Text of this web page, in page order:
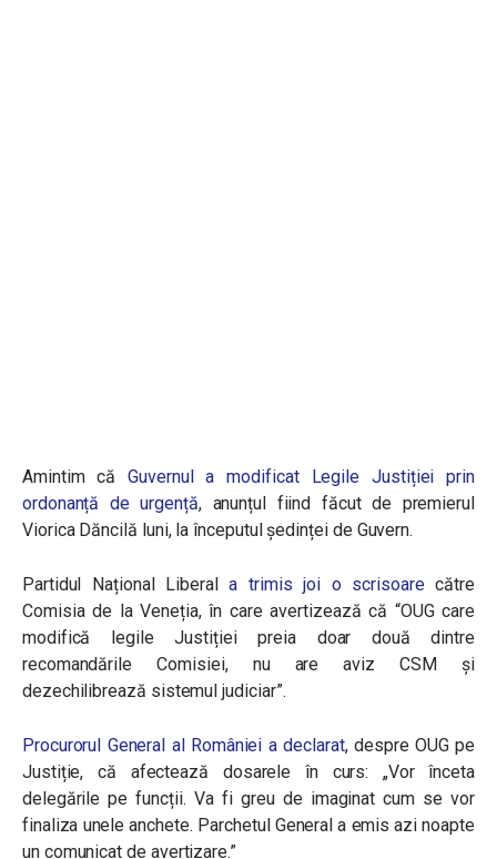
Amintim căGuvernul a modificat Legile Justiției prin
ordonanță de urgență, anunțul fiind făcut de premierul
Viorica Dăncilă luni, la începutul ședinței de Guvern.
Partidul Național Liberala trimis joi o scrisoarecătre
Comisia de la Veneția, în care avertizează că “OUG care
modifică legile Justiției preia doar două dintre
recomandările Comisiei, nu are aviz CSM și
dezechilibrează sistemul judiciar”.
Procurorul General al României a declarat, despre OUG pe
Justiție, că afectează dosarele în curs: „Vor înceta
delegările pe funcții. Va fi greu de imaginat cum se vor
finaliza unele anchete. Parchetul General a emis azi noapte
un comunicat de avertizare.”